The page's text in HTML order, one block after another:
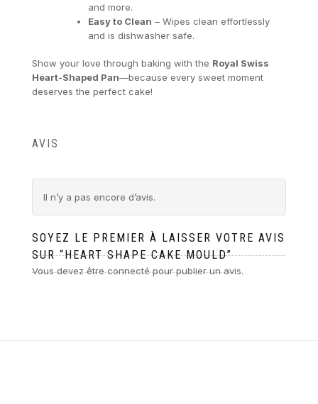
and more.
Easy to Clean – Wipes clean effortlessly
and is dishwasher safe.
Show your love through baking with the Royal Swiss
Heart-Shaped Pan—because every sweet moment
deserves the perfect cake!
AVIS
Il n’y a pas encore d’avis.
SOYEZ LE PREMIER À LAISSER VOTRE AVIS
SUR “HEART SHAPE CAKE MOULD”
Vous devez êtreconnectépour publier un avis.